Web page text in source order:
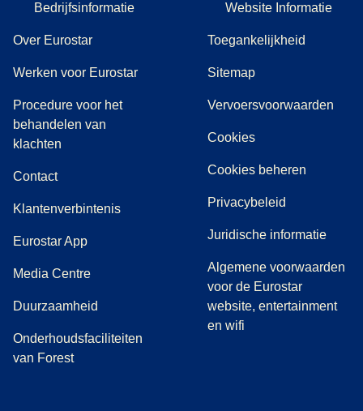
Bedrijfsinformatie
Over Eurostar
Werken voor Eurostar
Procedure voor het
behandelen van
klachten
Contact
Klantenverbintenis
Eurostar App
Media Centre( opent in een nieuwe tab)
Duurzaamheid
Onderhoudsfaciliteiten
van Forest
Website Informatie
Toegankelijkheid
Sitemap
Vervoersvoorwaarden
Cookies
Cookies beheren
Privacybeleid
Juridische informatie
Algemene voorwaarden
voor de Eurostar
website, entertainment
en wifi